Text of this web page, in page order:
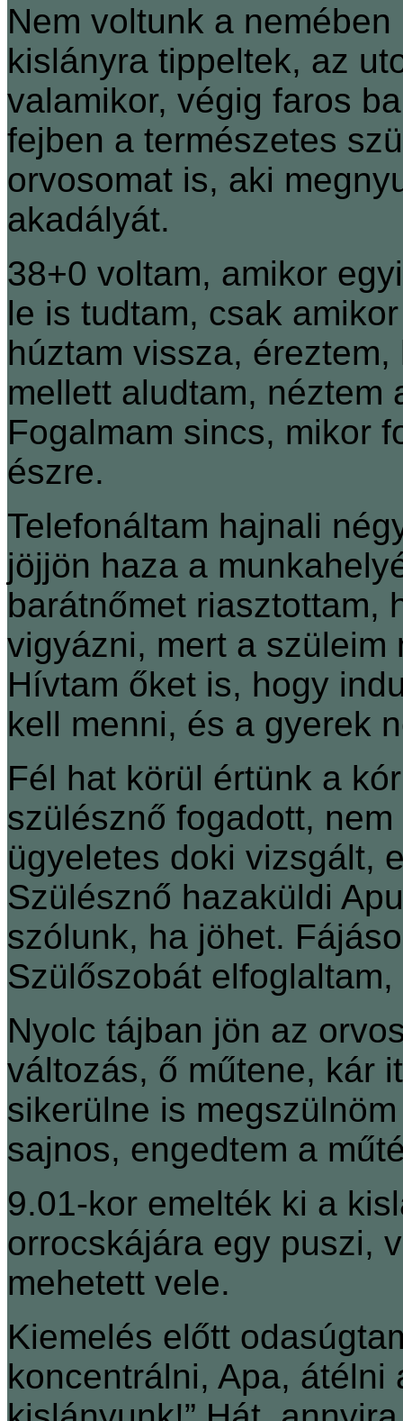
Nem voltunk a
kislányra tippeltek, az
valamikor, végig faros
fejben a természetes
orvosomat is, aki
akadályát.
38+0 voltam, amikor
le is tudtam, csak
húztam vissza,
mellett aludtam, néztem
Fogalmam sincs, mikor
észre.
Telefonáltam hajnali
jöjjön haza a
barátnőmet riasztottam,
vigyázni, mert a
Hívtam őket is, hogy
kell menni, és a gyerek
Fél hat körül értünk a
szülésznő fogadott,
ügyeletes doki vizsgált,
Szülésznő hazaküldi
szólunk, ha jöhet.
Szülőszobát
Nyolc tájban jön az
változás, ő műtene, kár
sikerülne is
sajnos, engedtem a
9.01-kor emelték ki a
orrocskájára egy puszi,
mehetett vele.
Kiemelés előtt
koncentrálni, Apa,